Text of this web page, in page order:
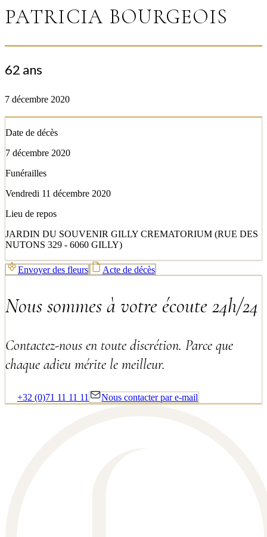
PATRICIA BOURGEOIS
62 ans
7 décembre 2020
Date de décès
7 décembre 2020
Funérailles
Vendredi 11 décembre 2020
Lieu de repos
JARDIN DU SOUVENIR GILLY CREMATORIUM (RUE DES
NUTONS 329 - 6060 GILLY)
Envoyer des fleurs Acte de décès
Nous sommes à votre écoute 24h/24
Contactez-nous en toute discrétion. Parce que
chaque adieu mérite le meilleur.
+32 (0)71 11 11 11 Nous contacter par e-mail